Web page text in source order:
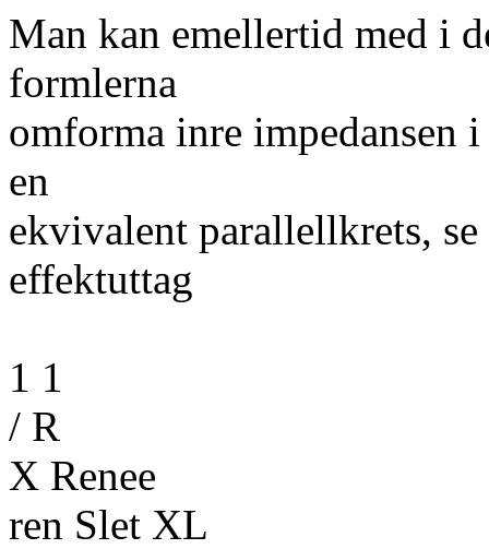
Man kan emellertid med i
formlerna
omforma inre impedansen
en
ekvivalent parallellkrets,
effektuttag
1 1
/ R
X Renee
ren Slet XL